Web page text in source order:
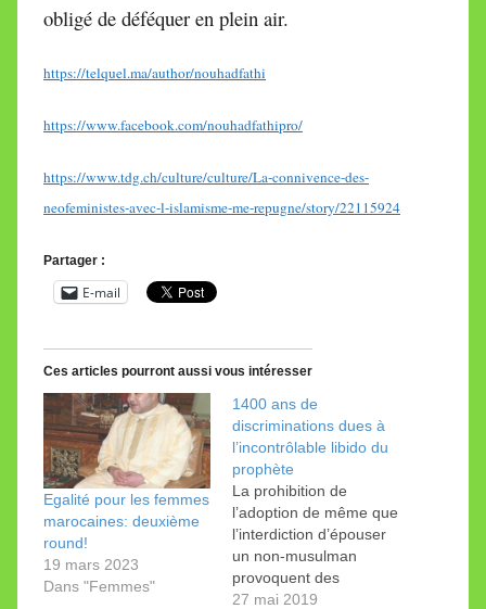
obligé de déféquer en plein air.
https://telquel.ma/author/nouhadfathi
https://www.facebook.com/nouhadfathipro/
https://www.tdg.ch/culture/culture/La-connivence-des-
neofeministes-avec-l-islamisme-me-repugne/story/22115924
Partager :
E-mail
Ces articles pourront aussi vous intéresser
Egalité pour les femmes
marocaines: deuxième
round!
19 mars 2023
Dans "Femmes"
1400 ans de
discriminations dues à
l’incontrôlable libido du
prophète
La prohibition de
l’adoption de même que
l’interdiction d’épouser
un non-musulman
provoquent des
discriminations
27 mai 2019